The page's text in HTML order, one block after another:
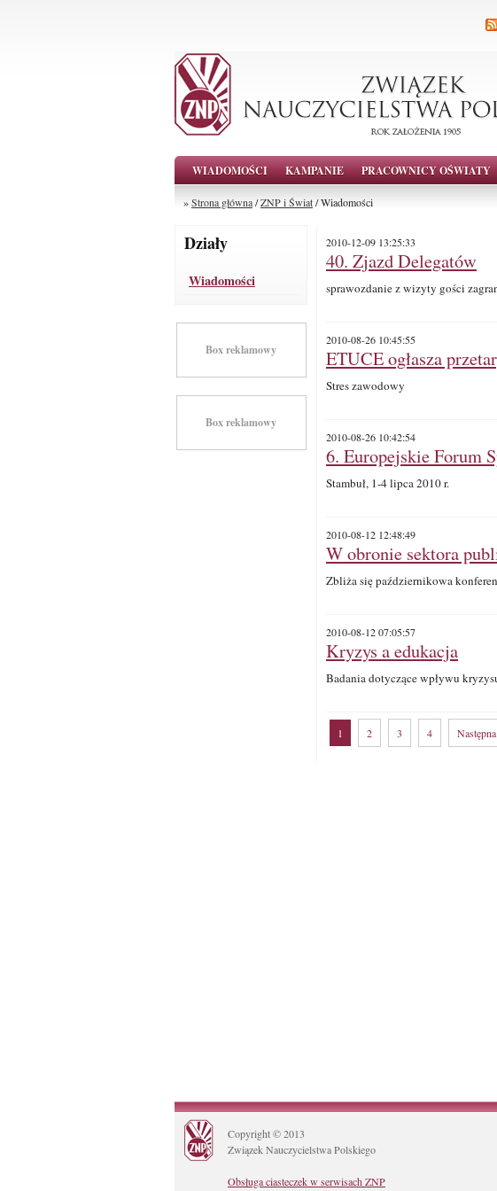
WIADOMOŚCI KAMPANIE PRACOWNICY OŚWIATY
»Strona główna/ZNP i Świat/ Wiadomości
Działy
Wiadomości
Box reklamowy
Box reklamowy
2010-12-09 13:25:33
40. Zjazd Delegatów
sprawozdanie z wizyty gości
2010-08-26 10:45:55
ETUCE ogłasza
Stres zawodowy
2010-08-26 10:42:54
6. Europejskie Forum
Stambuł, 1-4 lipca 2010 r.
2010-08-12 12:48:49
W obronie sektora
Zbliża się październikowa
2010-08-12 07:05:57
Kryzys a edukacja
Badania dotyczące wpływu
1 2 3 4
Copyright © 2013
Związek Nauczycielstwa Polskiego
Obsługa ciasteczek w serwisach ZNP